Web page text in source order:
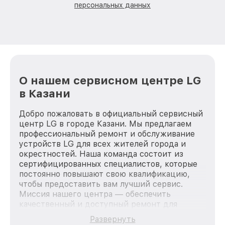
персональных данных
О нашем сервисном центре LG
в Казани
Добро пожаловать в официальный сервисный
центр LG в городе Казани. Мы предлагаем
профессиональный ремонт и обслуживание
устройств LG для всех жителей города и
окрестностей. Наша команда состоит из
сертифицированных специалистов, которые
постоянно повышают свою квалификацию,
чтобы предоставить вам лучший сервис.
Миссия нашего центра — обеспечить
качественный и доступный ремонт для
каждого пользователя продукции LG, вне
Развернуть